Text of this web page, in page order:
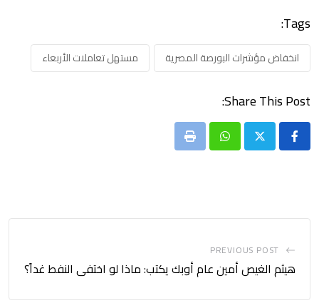
Tags:
انخفاض مؤشرات البورصة المصرية مستهل تعاملات الأربعاء
Share This Post:
Whatsapp
Print
PREVIOUS POST
هيثم الغيص أمين عام أوبك يكتب: ماذا لو اختفى النفط غداً؟